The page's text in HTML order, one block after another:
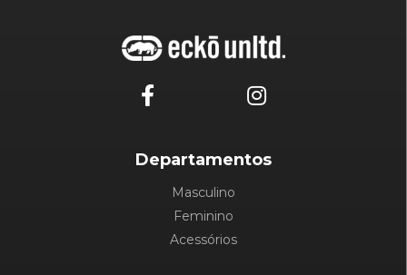
Departamentos
Masculino
Feminino
Acessórios